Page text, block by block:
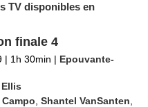
TV disponibles en
finale 4
| 1h 30min | Epouvante-
,Shantel VanSanten